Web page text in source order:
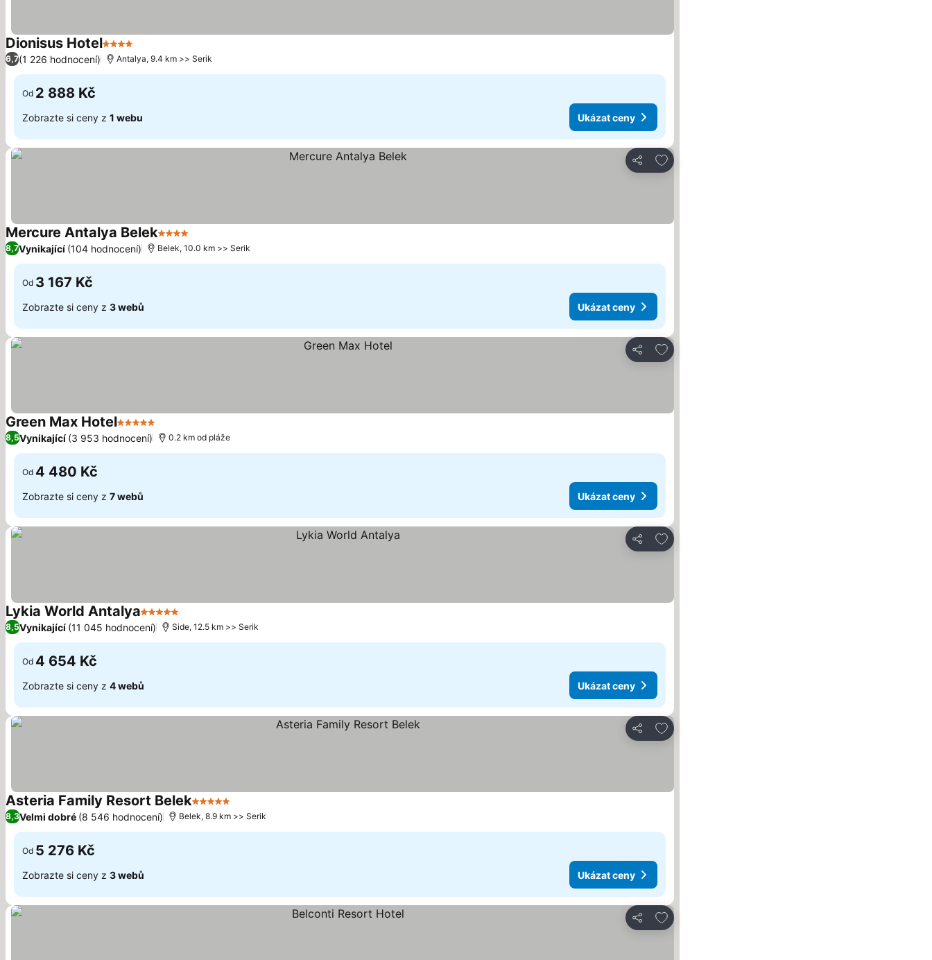
Dionisus Hotel4 Počet hvězdiček
6,7(1 226 hodnocení) Antalya, 9.4 km >> Serik
Od 2 888 Kč
Zobrazte si ceny z 1 webu Ukázat ceny
Sdílet
Přidat na seznam oblíbených hotelů
Mercure Antalya Belek4 Počet hvězdiček
8,7Vynikající (104 hodnocení) Belek, 10.0 km >> Serik
Od 3 167 Kč
Zobrazte si ceny z 3 webů Ukázat ceny
Sdílet
Přidat na seznam oblíbených hotelů
Green Max Hotel5 Počet hvězdiček
Ukázat ceny
8,5Vynikající (3 953 hodnocení) 0.2 km od pláže
Od 4 480 Kč
Zobrazte si ceny z 7 webů Ukázat ceny
Sdílet
Přidat na seznam oblíbených hotelů
Lykia World Antalya5 Počet hvězdiček
8,5Vynikající (11 045 hodnocení) Side, 12.5 km >> Serik
Od 4 654 Kč
Zobrazte si ceny z 4 webů Ukázat ceny
Sdílet
Přidat na seznam oblíbených hotelů
Asteria Family Resort Belek5 Počet hvězdiček
8,3Velmi dobré (8 546 hodnocení) Belek, 8.9 km >> Serik
Od 5 276 Kč
Zobrazte si ceny z 3 webů Ukázat ceny
Sdílet
Přidat na seznam oblíbených hotelů